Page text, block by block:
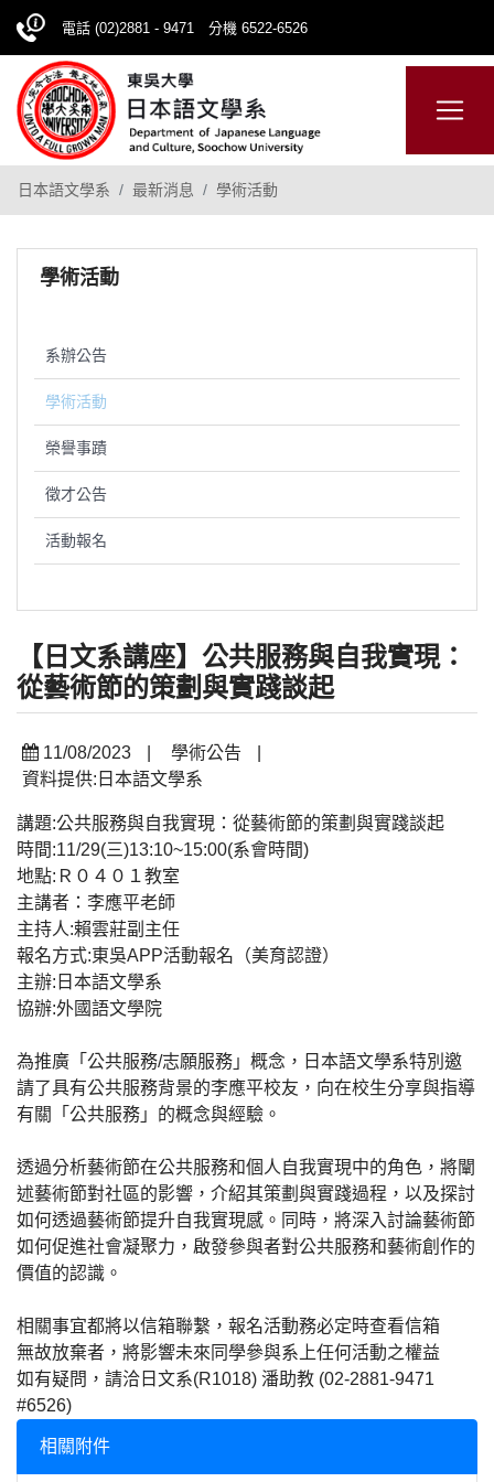
電話 (02)2881 - 9471 分機 6522-6526
日本語 ENGLISH
日本語文學系 最新消息 學術活動
學術活動
系辦公告
學術活動
榮譽事蹟
徵才公告
活動報名
【日文系講座】公共服務與自我實現：
從藝術節的策劃與實踐談起
11/08/2023 學術公告
資料提供:日本語文學系
講題:公共服務與自我實現：從藝術節的策劃與實踐談起
時間:11/29(三)13:10~15:00(系會時間)
地點:Ｒ０４０１教室
主講者：李應平老師
主持人:賴雲莊副主任
報名方式:東吳APP活動報名（美育認證）
主辦:日本語文學系
協辦:外國語文學院
為推廣「公共服務/志願服務」概念，日本語文學系特別邀
請了具有公共服務背景的李應平校友，向在校生分享與指導
有關「公共服務」的概念與經驗。
透過分析藝術節在公共服務和個人自我實現中的角色，將闡
述藝術節對社區的影響，介紹其策劃與實踐過程，以及探討
如何透過藝術節提升自我實現感。同時，將深入討論藝術節
如何促進社會凝聚力，啟發參與者對公共服務和藝術創作的
價值的認識。
相關事宜都將以信箱聯繫，報名活動務必定時查看信箱
無故放棄者，將影響未來同學參與系上任何活動之權益
如有疑問，請洽日文系(R1018) 潘助教 (02-2881-9471
#6526)
相關附件